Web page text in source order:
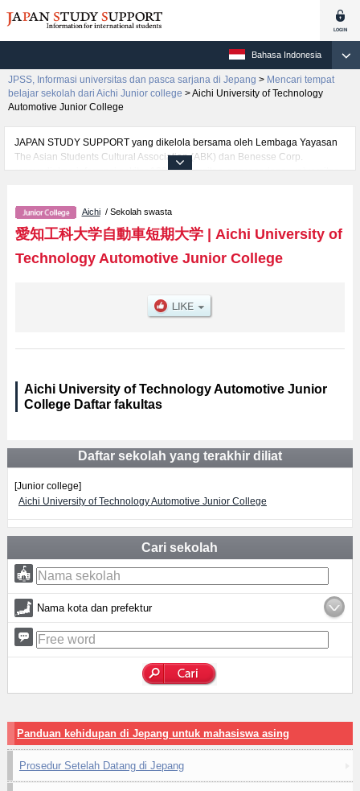
Bahasa Indonesia
JPSS, Informasi universitas dan pasca sarjana di Jepang > Mencari tempat
belajar sekolah dari Aichi Junior college >Aichi University of Technology
Automotive Junior College
JAPAN STUDY SUPPORT yang dikelola bersama oleh Lembaga Yayasan
The Asian Students Cultural Association (ABK) dan Benesse Corp.
menyediakan informasi sekitar 1300 universitas, pascasarjana, universitas
Junior College, mencakup informasi per fakultas seperti , serta berbagai
informasi yang berguna bagi mahasiswa(i) mancanegara seperti kuota
untuk jumlah pendaftar dan jumlah kelulusan ujian masuk mahasiswa(i)
mancanegara, informasi mengenai ujian masuk, prasarana kampus, akses
Aichi/ Sekolah swasta
愛知工科大学自動車短期大学| Aichi University of
Technology Automotive Junior College
Aichi University of Technology Automotive Junior
College Daftar fakultas
Daftar sekolah yang terakhir diliat
[Junior college]
Aichi University of Technology Automotive Junior College
Cari sekolah
Nama kota dan prefektur
Panduan kehidupan di Jepang untuk mahasiswa asing
Prosedur Setelah Datang di Jepang